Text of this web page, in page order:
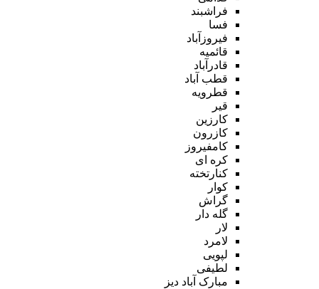
فراشبند
فسا
فیروزآباد
قائمیه
قادرآباد
قطب آباد
قطرویه
قیر
کارزین
کازرون
کامفیروز
کره ای
کنارتخته
کوار
گراش
گله دار
لار
لامرد
لپویی
لطیفی
مبارک آباد دیز